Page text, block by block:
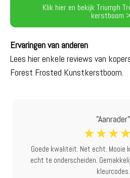
Klik hier en bekijk Triumph
kerstboom
Ervaringen van anderen
Lees hier enkele reviews van
Forest Frosted Kunstkerstboom.
"Aanrader"
☆ ☆ ☆ ☆
Goede kwaliteit. Net echt. Mooie
echt te onderscheiden.
kleurcodes.